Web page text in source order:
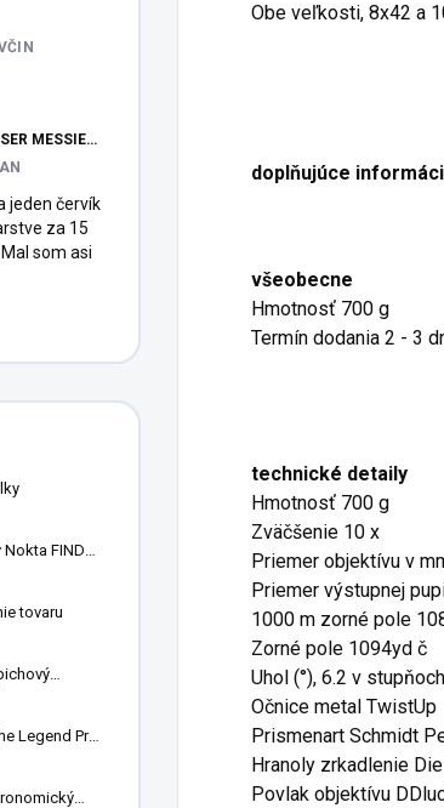
PREVODOVÁ REDUKCIA BRESSER MESSIER HEXAFOC 1:10
jeden červík
za 15
som asi
FINDX
tovaru
Legend Pro
Obe veľkosti, 8x42 a
doplňujúce
všeobecne
Hmotnosť 700 g
Termín dodania 2 - 3
technické detaily
Hmotnosť 700 g
Zväčšenie 10 x
Priemer objektívu v
Priemer výstupnej
1000 m zorné pole
Zorné pole 1094yd č
Uhol (°), 6.2 v
Očnice metal TwistUp
Prismenart Schmidt
Hranoly zrkadlenie
Povlak objektívu